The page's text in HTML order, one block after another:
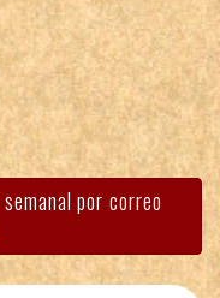
por correo